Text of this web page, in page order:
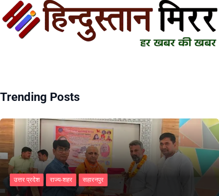
Trending Posts
उत्तर प्रदेश राज्य-शहर सहारनपुर